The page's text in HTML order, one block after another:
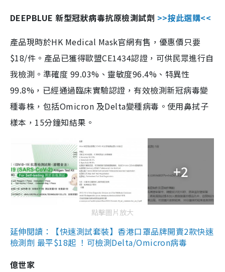
DEEPBLUE 新型冠狀病毒抗原檢測試劑 >>按此選購<<
產品現時於HK Medical Mask官網有售，優惠價只要
$18/件。產品已獲得歐盟CE1434認證，可供民眾進行自
我檢測。準確度 99.03%、靈敏度96.4%、特異性
99.8%，已經通過臨床實驗認證，有效檢測新冠病毒變
種毒株，包括Omicron 及Delta變種病毒。使用鼻拭子
樣本，15分鐘知結果。
+2
點擊圖片放大
延伸閱讀：【快速測試套裝】香港口罩品牌開賣2款快速
檢測劑 最平$18起 ！可檢測Delta/Omicron病毒
億世家